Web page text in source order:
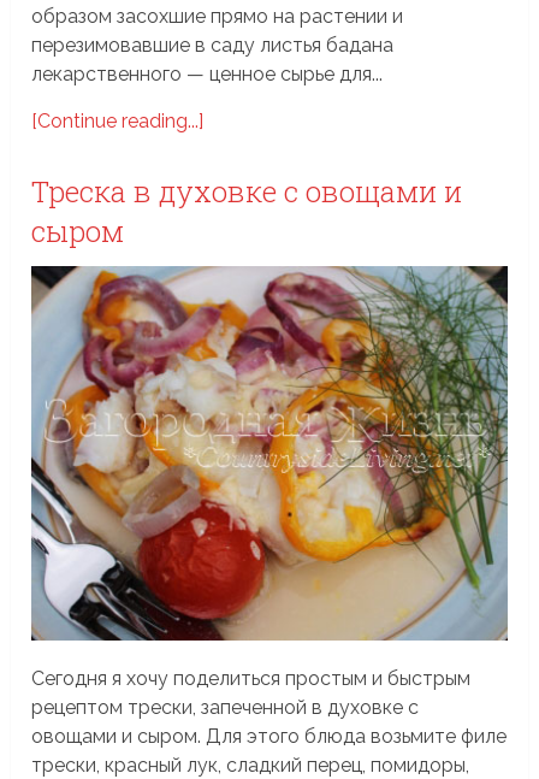
образом засохшие прямо на растении и
перезимовавшие в саду листья бадана
лекарственного — ценное сырье для...
[Continue reading...]
Треска в духовке с овощами и
сыром
Сегодня я хочу поделиться простым и быстрым
рецептом трески, запеченной в духовке с
овощами и сыром. Для этого блюда возьмите филе
трески, красный лук, сладкий перец, помидоры,